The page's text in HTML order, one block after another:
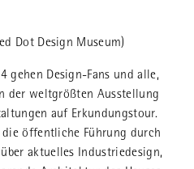
Dot Design Museum)
gehen Design-Fans und alle,
der weltgrößten Ausstellung
auf Erkundungstour.
öffentliche Führung durch
aktuelles Industriedesign,